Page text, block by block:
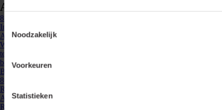
Toestemmingsselectie
Noodzakelijk
Voorkeuren
Statistieken
Accessoires & opties
876657
Inbouwarmatuur IP55 voor MR16, Venice of Bonnita lichtbronnen,
Alu
Waterdichte behuizing (IP55) voor Venice en Bonnita spots maar ook
te gebruiken voor GU10 ledspots. Zeer geschikt voor plaatsing in de
badkamer, maar ook voor ...
Bekijken
863900
Rond inbouw armatuur voor MR16, Venice of Bonnita lichtbronnen,
Aluminium
Rond inbouw armatuur voor MR-16 (GU10 en GU5.3) Venice en